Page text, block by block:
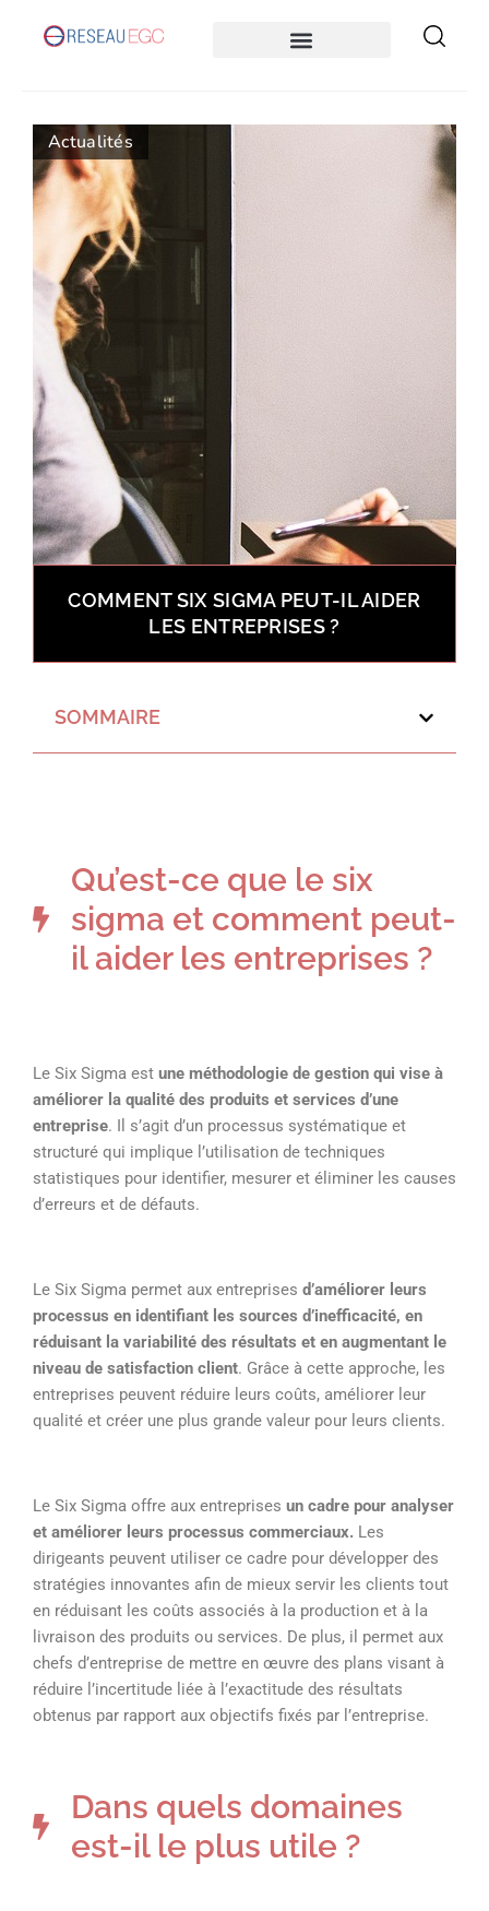
Actualités
COMMENT SIX SIGMA PEUT-IL AIDER
LES ENTREPRISES ?
SOMMAIRE
Qu’est-ce que le six
sigma et comment peut-
il aider les entreprises ?
Le Six Sigma est une méthodologie de gestion qui vise à
améliorer la qualité des produits et services d’une
entreprise. Il s’agit d’un processus systématique et
structuré qui implique l’utilisation de techniques
statistiques pour identifier, mesurer et éliminer les causes
d’erreurs et de défauts.
Le Six Sigma permet aux entreprises d’améliorer leurs
processus en identifiant les sources d’inefficacité, en
réduisant la variabilité des résultats et en augmentant le
niveau de satisfaction client. Grâce à cette approche, les
entreprises peuvent réduire leurs coûts, améliorer leur
qualité et créer une plus grande valeur pour leurs clients.
Le Six Sigma offre aux entreprises un cadre pour analyser
et améliorer leurs processus commerciaux. Les
dirigeants peuvent utiliser ce cadre pour développer des
stratégies innovantes afin de mieux servir les clients tout
en réduisant les coûts associés à la production et à la
livraison des produits ou services. De plus, il permet aux
chefs d’entreprise de mettre en œuvre des plans visant à
réduire l’incertitude liée à l’exactitude des résultats
obtenus par rapport aux objectifs fixés par l’entreprise.
Dans quels domaines
est-il le plus utile ?